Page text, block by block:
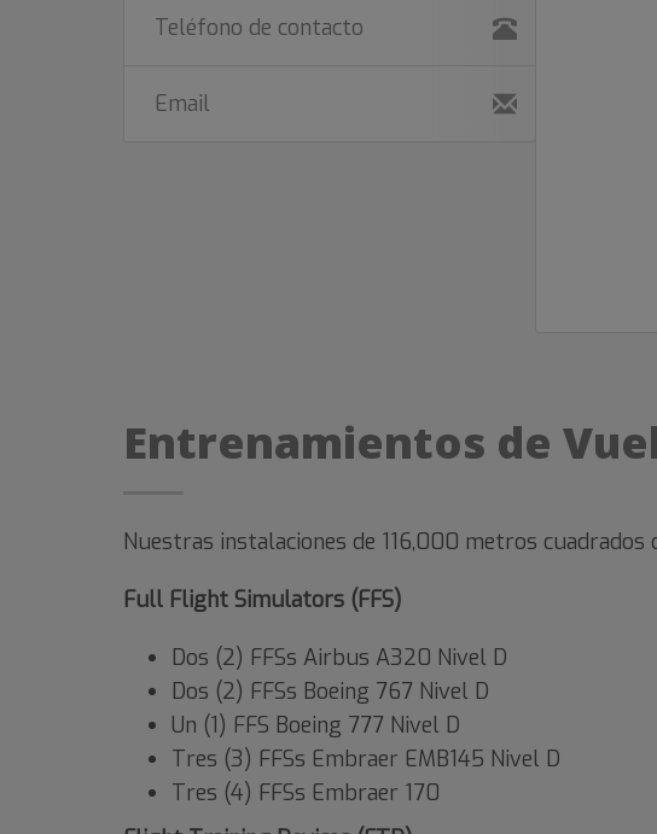
Teléfono de contacto
Email
Entrenamientos de
Nuestras instalaciones de 116,000 metros
Full Flight Simulators (FFS)
Dos (2) FFSs Airbus A320 Nivel D
Dos (2) FFSs Boeing 767 Nivel D
Un (1) FFS Boeing 777 Nivel D
Tres (3) FFSs Embraer EMB145 Nivel D
Tres (4) FFSs Embraer 170